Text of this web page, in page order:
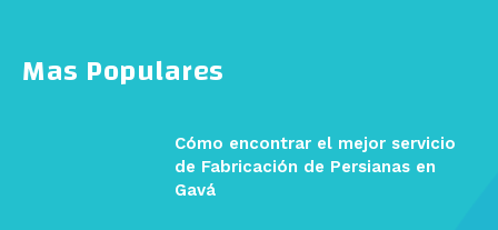
Mas Populares
Cómo encontrar el mejor servicio
de Fabricación de Persianas en
Gavá